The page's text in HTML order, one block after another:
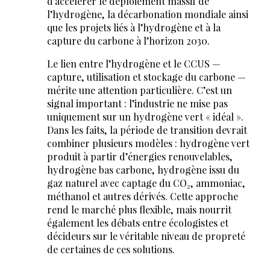
l’hydrogène, la décarbonation mondiale ainsi
que les projets liés à l’hydrogène et à la
capture du carbone à l’horizon 2030.
Le lien entre l’hydrogène et le CCUS —
capture, utilisation et stockage du carbone —
mérite une attention particulière. C’est un
signal important : l’industrie ne mise pas
uniquement sur un hydrogène vert « idéal ».
Dans les faits, la période de transition devrait
combiner plusieurs modèles : hydrogène vert
produit à partir d’énergies renouvelables,
hydrogène bas carbone, hydrogène issu du
gaz naturel avec captage du CO₂, ammoniac,
méthanol et autres dérivés. Cette approche
rend le marché plus flexible, mais nourrit
également les débats entre écologistes et
décideurs sur le véritable niveau de propreté
de certaines de ces solutions.